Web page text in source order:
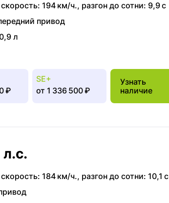
194 км/ч., разгон до сотни: 9,9 с
привод
л
₽
SE+
от 1 336 500 ₽
Узнать
наличие
184 км/ч., разгон до сотни: 10,1 с